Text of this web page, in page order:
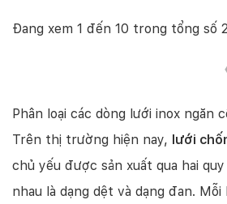
Đang xem 1 đến 10 trong tổng số
Phân loại các dòng lưới inox ngăn
Trên thị trường hiện nay, lưới
chủ yếu được sản xuất qua hai
nhau là dạng dệt và dạng đan. Mỗi